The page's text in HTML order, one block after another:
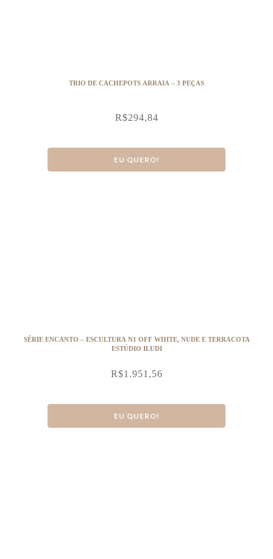
TRIO DE CACHEPOTS ARRAIA – 3 PEÇAS
R$294,84
EU QUERO!
SÉRIE ENCANTO – ESCULTURA N1 OFF WHITE, NUDE E TERRACOTA
ESTÚDIO ILUDI
R$1.951,56
EU QUERO!